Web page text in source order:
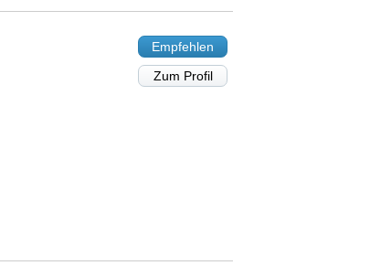
Empfehlen
Zum Profil